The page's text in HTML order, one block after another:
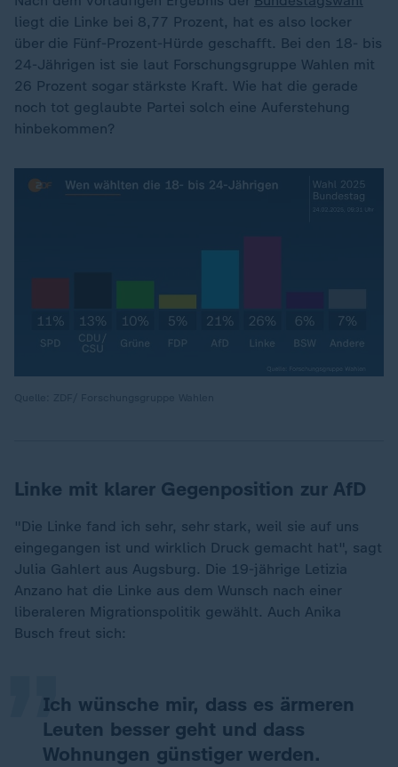
liegt die Linke bei 8,77 Prozent, hat es also locker
über die Fünf-Prozent-Hürde geschafft. Bei den 18- bis
24-Jährigen ist sie laut Forschungsgruppe Wahlen mit
26 Prozent sogar stärkste Kraft. Wie hat die gerade
noch tot geglaubte Partei solch eine Auferstehung
hinbekommen?
Linke mit klarer Gegenposition zur AfD
"Die Linke fand ich sehr, sehr stark, weil sie auf uns
eingegangen ist und wirklich Druck gemacht hat", sagt
Julia Gahlert aus Augsburg. Die 19-jährige Letizia
Anzano hat die Linke aus dem Wunsch nach einer
liberaleren Migrationspolitik gewählt. Auch Anika
Busch freut sich:
Ich wünsche mir, dass es ärmeren
Leuten besser geht und dass
Wohnungen günstiger werden.
„